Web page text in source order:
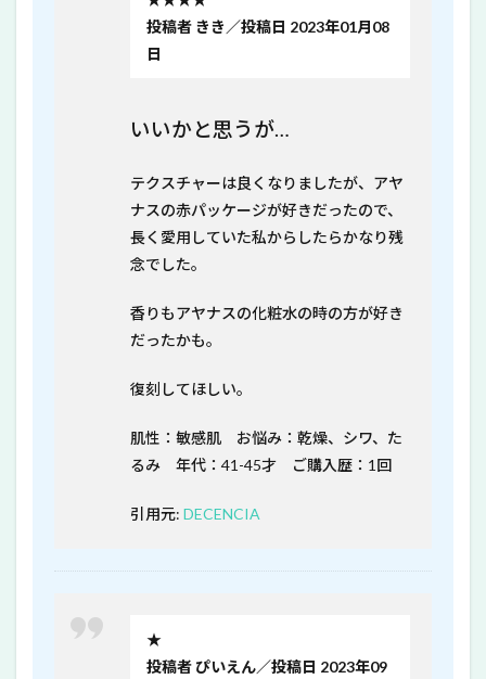
投稿者 きき／投稿日 2023年01月08
日
いいかと思うが…
テクスチャーは良くなりましたが、アヤ
ナスの赤パッケージが好きだったので、
長く愛用していた私からしたらかなり残
念でした。
香りもアヤナスの化粧水の時の方が好き
だったかも。
復刻してほしい。
肌性：敏感肌 お悩み：乾燥、シワ、た
るみ 年代：41-45才 ご購入歴：1回
引用元: DECENCIA
★
投稿者 ぴいえん／投稿日 2023年09